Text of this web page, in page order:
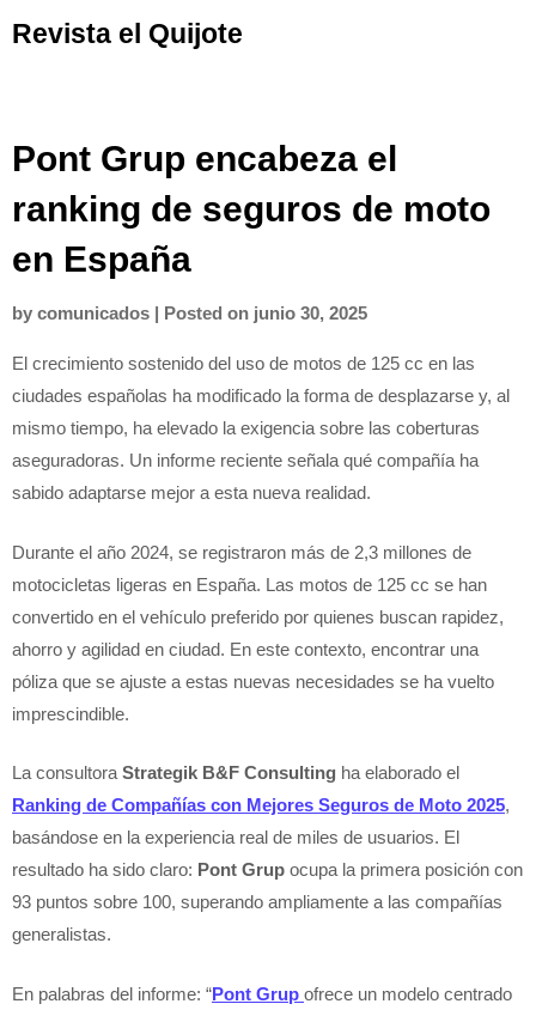
toRevista el Quijote
Pont Grup encabeza el
ranking de seguros de moto
en España
by comunicados | Posted on junio 30, 2025
El crecimiento sostenido del uso de motos de 125 cc en las
ciudades españolas ha modificado la forma de desplazarse y, al
mismo tiempo, ha elevado la exigencia sobre las coberturas
aseguradoras. Un informe reciente señala qué compañía ha
sabido adaptarse mejor a esta nueva realidad.
Durante el año 2024, se registraron más de 2,3 millones de
motocicletas ligeras en España. Las motos de 125 cc se han
convertido en el vehículo preferido por quienes buscan rapidez,
ahorro y agilidad en ciudad. En este contexto, encontrar una
póliza que se ajuste a estas nuevas necesidades se ha vuelto
imprescindible.
La consultora Strategik B&F Consulting ha elaborado el
Ranking de Compañías con Mejores Seguros de Moto 2025,
basándose en la experiencia real de miles de usuarios. El
resultado ha sido claro: Pont Grup ocupa la primera posición con
93 puntos sobre 100, superando ampliamente a las compañías
generalistas.
En palabras del informe: “Pont Grup ofrece un modelo centrado